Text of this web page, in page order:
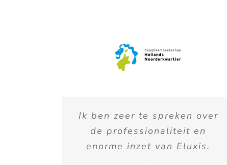
Ik ben zeer te spreken over
de professionaliteit en
enorme inzet van Eluxis.